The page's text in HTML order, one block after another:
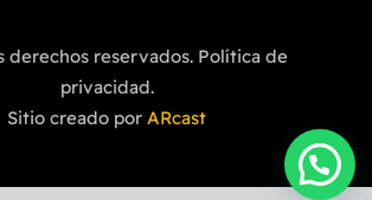
derechos reservados. Política de
privacidad.
Sitio creado por ARcast